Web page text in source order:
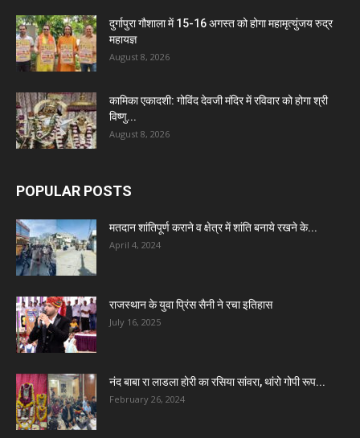
दुर्गापुरा गौशाला में 15-16 अगस्त को होगा महामृत्युंजय रुद्र
महायज्ञ
August 8, 2026
कामिका एकादशी: गोविंद देवजी मंदिर में रविवार को होगा श्री
विष्णु...
August 8, 2026
POPULAR POSTS
मतदान शांतिपूर्ण कराने व क्षेत्र में शांति बनाये रखने के...
April 4, 2024
राजस्थान के युवा प्रिंस सैनी ने रचा इतिहास
July 16, 2025
नंद बाबा रा लाडला होरी का रसिया सांवरा, थांरो गोपी रूप...
February 26, 2024